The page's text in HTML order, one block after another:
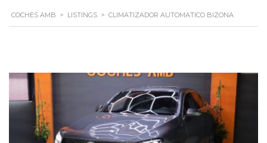
COCHES AMB > LISTINGS > CLIMATIZADOR AUTOMATICO BIZONA